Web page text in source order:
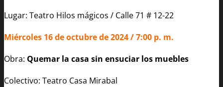
Lugar: Teatro Hilos mágicos / Calle 71 # 12-22
Miércoles 16 de octubre de 2024 / 7:00 p. m.
Obra: Quemar la casa sin ensuciar los muebles
Colectivo: Teatro Casa Mirabal